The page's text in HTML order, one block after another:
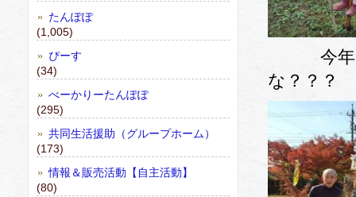
今年は
な？？？
たんぽぽ
(1,005)
ぴーす
(34)
べーかりーたんぽぽ
(295)
共同生活援助（グループホーム）
(173)
情報＆販売活動【自主活動】
(80)